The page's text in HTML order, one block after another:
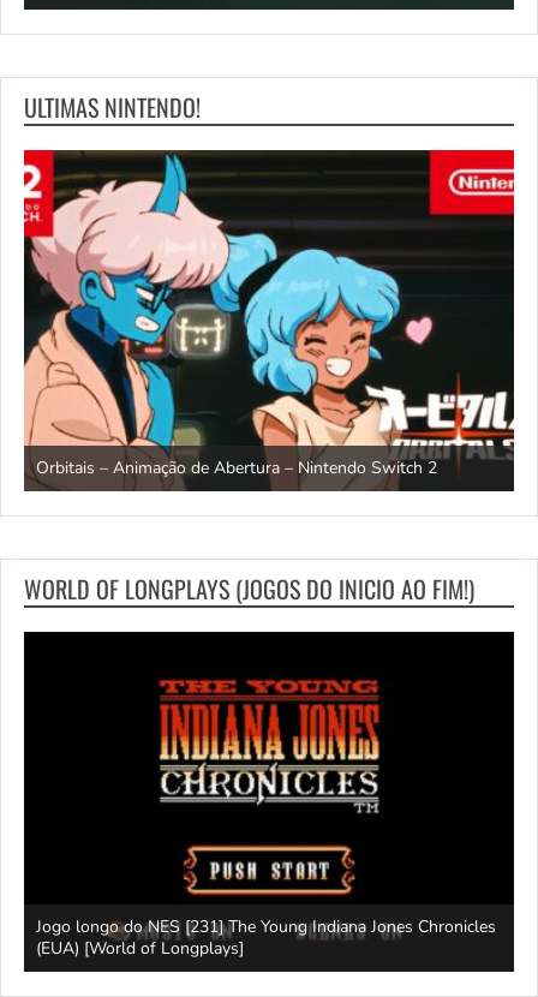
ULTIMAS NINTENDO!
Orbitais – Animação de Abertura – Nintendo Switch 2
WORLD OF LONGPLAYS (JOGOS DO INICIO AO FIM!)
Jogo longo do NES [231] The Young Indiana Jones Chronicles
(EUA) [World of Longplays]